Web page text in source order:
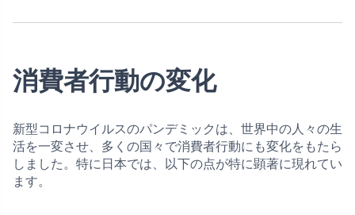
消費者行動の変化
新型コロナウイルスのパンデミックは、世界中の人々の生
活を一変させ、多くの国々で消費者行動にも変化をもたら
しました。特に日本では、以下の点が特に顕著に現れてい
ます。